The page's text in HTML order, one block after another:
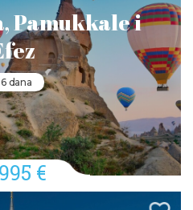
Pamukkale i
6 dana
995 €